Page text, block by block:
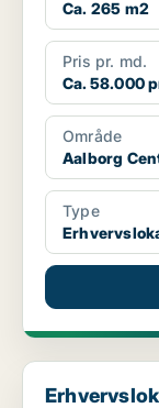
Ca. 265 m2
Pris pr. md.
Ca. 58.000
Område
Aalborg
Type
Erhvervslokaler i